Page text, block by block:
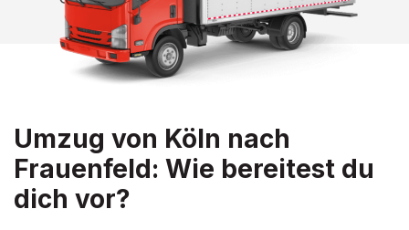
Umzug von Köln nach
Frauenfeld: Wie bereitest du
dich vor?